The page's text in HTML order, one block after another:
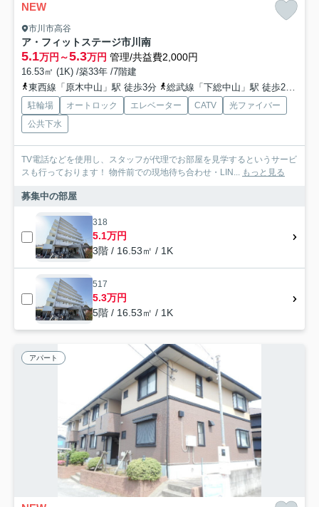
NEW
市川市高谷
ア・フィットステージ市川南
5.1万円～5.3万円 管理/共益費2,000円
16.53㎡ (1K) /築33年 /7階建
東西線「原木中山」駅 徒歩3分
総武線「下総中山」駅 徒歩20分
駐輪場 オートロック エレベーター CATV
光ファイバー
公共下水
TV電話などを使用し、スタッフが代理でお部屋を見学するというサービ
スも行っております！ 物件前での現地待ち合わせ・LIN... もっと見る
募集中の部屋
318
5.1万円
3階 / 16.53㎡ / 1K
517
5.3万円
5階 / 16.53㎡ / 1K
アパート